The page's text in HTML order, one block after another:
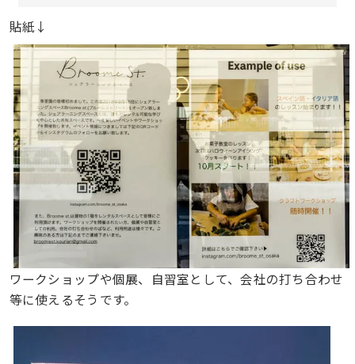
貼紙↓
ワークショップや個展、自習室として、会社の打ち合わせ
等に使えるそうです。